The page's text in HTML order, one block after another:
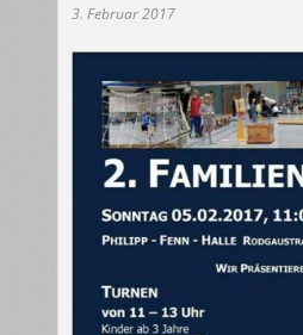
3. Februar 2017